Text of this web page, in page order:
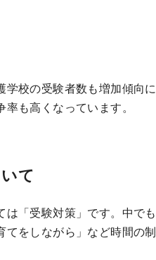
校の受験者数も増加傾向
も高くなっています。
て
「受験対策」です。中で
をしながら」など時間の